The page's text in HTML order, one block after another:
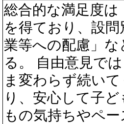
総合的な満足度は
を得ており、設
業等への配慮」な
る。 自由意見で
ま変わらず続い
り、安心して子
もの気持ちやペ